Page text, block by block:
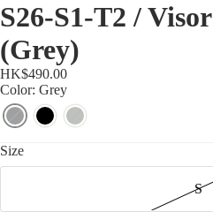
S26-S1-T2 /
(Grey)
HK$490.00
Color: Grey
Size
S